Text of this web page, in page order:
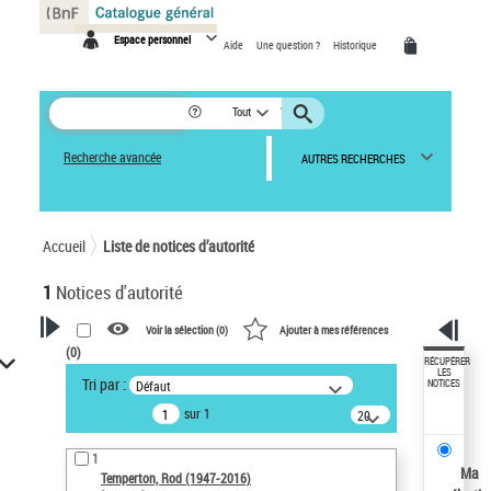
Espace personnel Aide Une question ? Historique
Tout
Recherche avancée AUTRES RECHERCHES
Accueil Liste de notices d’autorité
1 Notices d'autorité
VOTRE RECHERCHE
Recherche avancée dans les
notices d’autorité
Œuvres liées à l'auteur :
Temperton, Rod (1947-2016)
Voir la sélection (0) Ajouter à mes références
(0)
Tri par : Défaut
sur 1
20
résultats/page
1
Temperton, Rod (1947-2016)
RÉCUPÉRER
LES
NOTICES
Ma
Panneau de gestion des cookies